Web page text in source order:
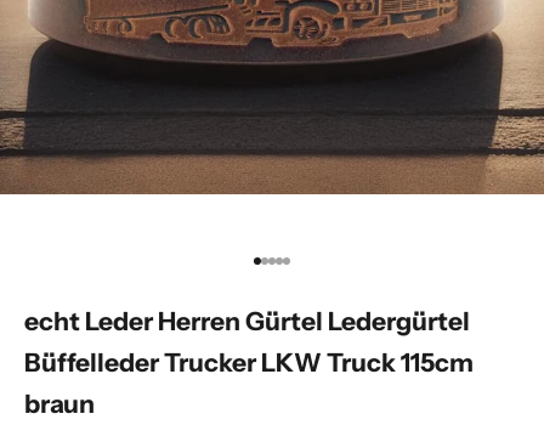
Gehe zu Element 1
Gehe zu Element 2
Gehe zu Element 3
Gehe zu Element 4
Gehe zu Element 5
echt Leder Herren Gürtel Ledergürtel
Büffelleder Trucker LKW Truck 115cm
braun